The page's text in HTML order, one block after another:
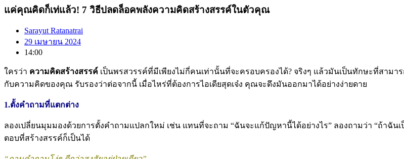
แค่คุณคิดก็เท่แล้ว! 7 วิธีปลดล็อคพลังความคิดสร้างสรรค์ในตัวคุณ
Sarayut Ratanatrai
29 เมษายน 2024
14:00
ใครว่า ความคิดสร้างสรรค์ เป็นพรสวรรค์ที่มีเพียงไม่กี่คนเท่านั้นที่จะครอบครองได้? จริงๆ แล้วมันเป็นทักษะที่สา
กับความคิดของคุณ รับรองว่าต่อจากนี้ เมื่อไหร่ที่ต้องการไอเดียสุดเจ๋ง คุณจะดึงมันออกมาได้อย่างง่ายดาย
1.ตั้งคำถามที่แตกต่าง
ลองเปลี่ยนมุมมองด้วยการตั้งคำถามแปลกใหม่ เช่น แทนที่จะถาม “ฉันจะแก้ปัญหานี้ได้อย่างไร” ลองถามว่า “ถ้าฉัน
ตอบที่สร้างสรรค์ก็เป็นได้